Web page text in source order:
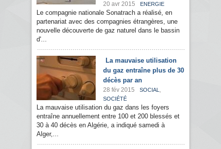
20 avr 2015 ENERGIE
Le compagnie nationale Sonatrach a réalisé, en
partenariat avec des compagnies étrangères, une
nouvelle découverte de gaz naturel dans le bassin
d'...
La mauvaise utilisation
du gaz entraîne plus de 30
décès par an
28 fév 2015 SOCIAL ,
SOCIÉTÉ
La mauvaise utilisation du gaz dans les foyers
entraîne annuellement entre 100 et 200 blessés et
30 à 40 décès en Algérie, a indiqué samedi à
Alger,...